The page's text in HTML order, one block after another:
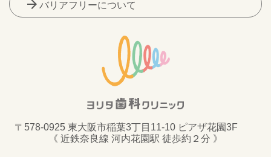
arrow_forward バリアフリーについて
〒578-0925 東大阪市稲葉3丁目11-10 ピアザ花園3F
《 近鉄奈良線 河内花園駅 徒歩約２分 》